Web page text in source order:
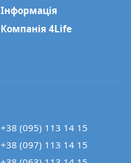
Інформація
Компанія 4Life
+38 (095) 113 14 15
+38 (097) 113 14 15